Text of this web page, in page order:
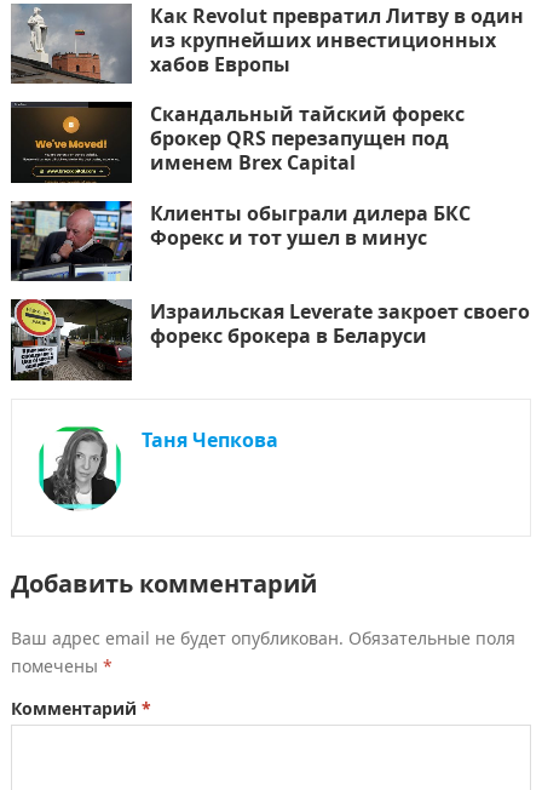
Как Revolut превратил Литву в один
из крупнейших инвестиционных
хабов Европы
Скандальный тайский форекс
брокер QRS перезапущен под
именем Brex Capital
Клиенты обыграли дилера БКС
Форекс и тот ушел в минус
Израильская Leverate закроет своего
форекс брокера в Беларуси
Таня Чепкова
Добавить комментарий
Ваш адрес email не будет опубликован. Обязательные поля
помечены *
Комментарий *